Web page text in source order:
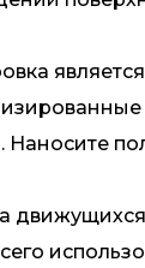
Наносите
движущихся